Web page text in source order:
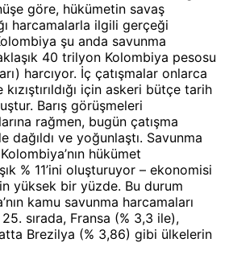
göre, hükümetin savaş
harcamalarla ilgili gerçeği
şu anda savunma
40 trilyon Kolombiya pesosu
harcıyor. İç çatışmalar onlarca
için askeri bütçe tarih
Barış görüşmeleri
rağmen, bugün çatışma
dağıldı ve yoğunlaştı. Savunma
hükümet
% 11’ini oluşturuyor – ekonomisi
yüksek bir yüzde. Bu durum
kamu savunma harcamaları
sırada, Fransa (% 3,3 ile),
Brezilya (% 3,86) gibi ülkelerin